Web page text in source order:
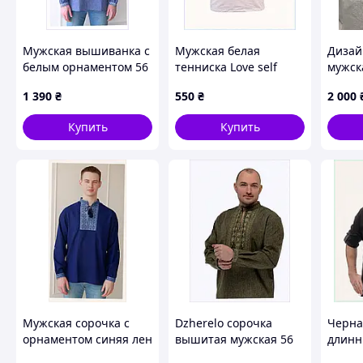
L
XL
XXXL
Похожие товары по характеристикам
Мужская вышиванка с
белым орнаментом 56
1 390 ₴
Купить
Мужская белая
тенниска Love self
8MP6622A38
550 ₴
Купить
46-64
2 000
Мужская сорочка с
орнаментом синяя лен
Dzherelo сорочка
вышитая мужская 56